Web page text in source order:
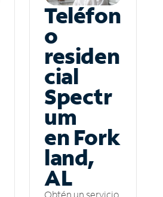
Teléfon
o
residen
cial
Spectr
um
en Fork
land,
AL
Obtén un servicio